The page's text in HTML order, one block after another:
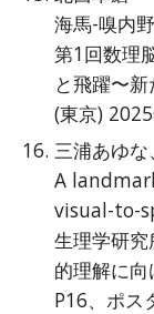
海馬-嗅内
第1回数理
と飛躍〜
(東京)
三浦あゆ
A
visual-to-
生理学研
的理解に向
P16、ポス